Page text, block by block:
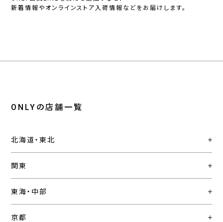
新着情報やオンラインストア入荷情報などをお届けします。
ONLYの店舗一覧
北海道・東北
関東
東海・中部
京都